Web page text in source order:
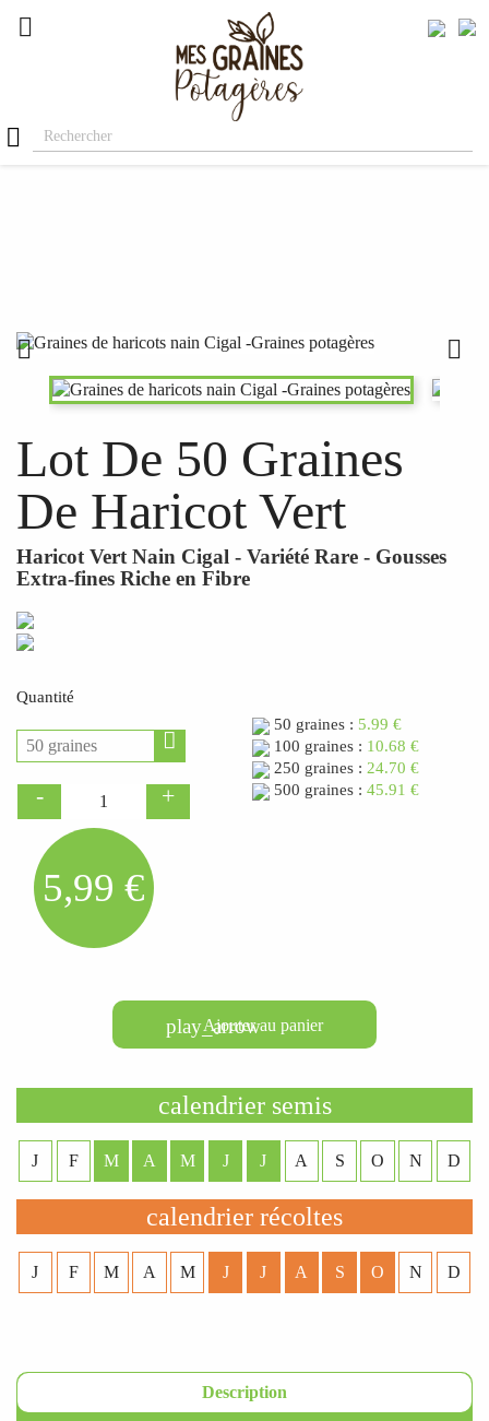


 
Lot De 50 Graines
De Haricot Vert
Haricot Vert Nain Cigal - Variété Rare - Gousses
Extra-fines Riche en Fibre
Quantité
50 graines : 5.99 €
100 graines : 10.68 €
250 graines : 24.70 €
500 graines : 45.91 €
5,99 €
play_arrow
Ajouter au panier
calendrier semis
J F M A M J J A S O N D
calendrier récoltes
J F M A M J J A S O N D
Description